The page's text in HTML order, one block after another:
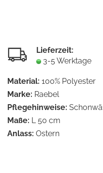
Lieferzeit:
3-5 Werktage
Material: 100% Polyester
Marke: Raebel
Pflegehinweise:
Maße: L 50 cm
Anlass: Ostern